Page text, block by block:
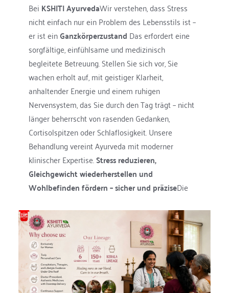
Bei KSHITI AyurvedaWir verstehen, dass Stress
nicht einfach nur ein Problem des Lebensstils ist –
er ist ein Ganzkörperzustand Das erfordert eine
sorgfältige, einfühlsame und medizinisch
begleitete Betreuung. Stellen Sie sich vor, Sie
wachen erholt auf, mit geistiger Klarheit,
anhaltender Energie und einem ruhigen
Nervensystem, das Sie durch den Tag trägt – nicht
länger beherrscht von rasenden Gedanken,
Cortisolspitzen oder Schlaflosigkeit. Unsere
Behandlung vereint Ayurveda mit moderner
klinischer Expertise. Stress reduzieren,
Gleichgewicht wiederherstellen und
Wohlbefinden fördern – sicher und präziseDie